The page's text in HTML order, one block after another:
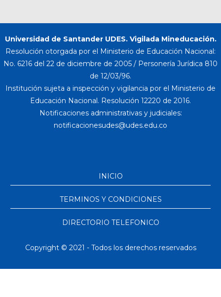
Universidad de Santander UDES. Vigilada Mineducación.
Resolución otorgada por el Ministerio de Educación Nacional:
No. 6216 del 22 de diciembre de 2005 / Personería Jurídica 810
de 12/03/96.
Institución sujeta a inspección y vigilancia por el Ministerio de
Educación Nacional. Resolución 12220 de 2016.
Notificaciones administrativas y judiciales:
INICIO
TERMINOS Y CONDICIONES
DIRECTORIO TELEFONICO
Copyright © 2021 - Todos los derechos reservados